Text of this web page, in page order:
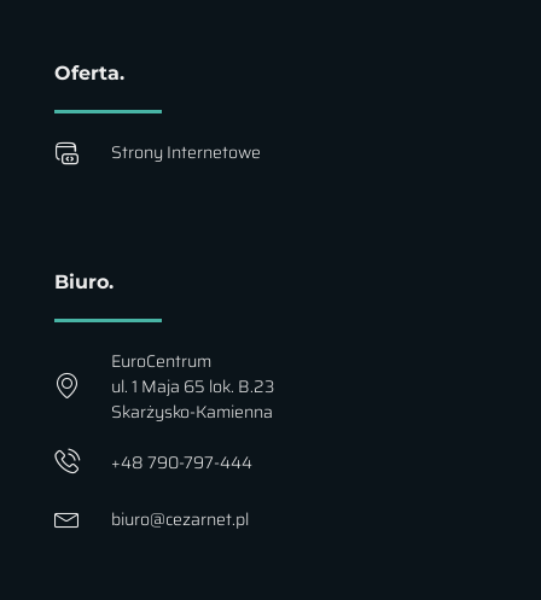
Oferta.
Strony Internetowe
Biuro.
EuroCentrum
ul. 1 Maja 65 lok. B.23
Skarżysko-Kamienna
+48 790-797-444
biuro@cezarnet.pl